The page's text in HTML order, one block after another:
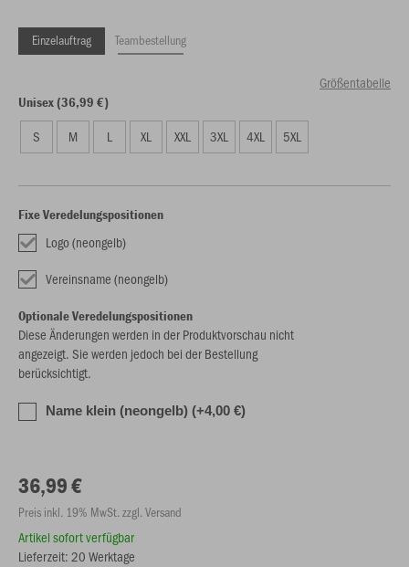
Einzelauftrag Teambestellung
Größentabelle
Unisex (36,99 €)
S M L XL XXL 3XL 4XL 5XL
Fixe Veredelungspositionen
Logo (neongelb)
Vereinsname (neongelb)
Optionale Veredelungspositionen
Diese Änderungen werden in der Produktvorschau nicht
angezeigt. Sie werden jedoch bei der Bestellung
berücksichtigt.
Name klein (neongelb) (+4,00 €)
36,99 €
Preis inkl. 19% MwSt. zzgl. Versand
Artikel sofort verfügbar
Lieferzeit: 20 Werktage